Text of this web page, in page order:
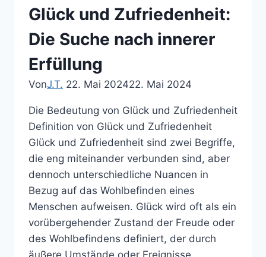
Glück und Zufriedenheit:
Die Suche nach innerer
Erfüllung
VonJ.T. 22. Mai 202422. Mai 2024
Die Bedeutung von Glück und Zufriedenheit
Definition von Glück und Zufriedenheit
Glück und Zufriedenheit sind zwei Begriffe,
die eng miteinander verbunden sind, aber
dennoch unterschiedliche Nuancen in
Bezug auf das Wohlbefinden eines
Menschen aufweisen. Glück wird oft als ein
vorübergehender Zustand der Freude oder
des Wohlbefindens definiert, der durch
äußere Umstände oder Ereignisse